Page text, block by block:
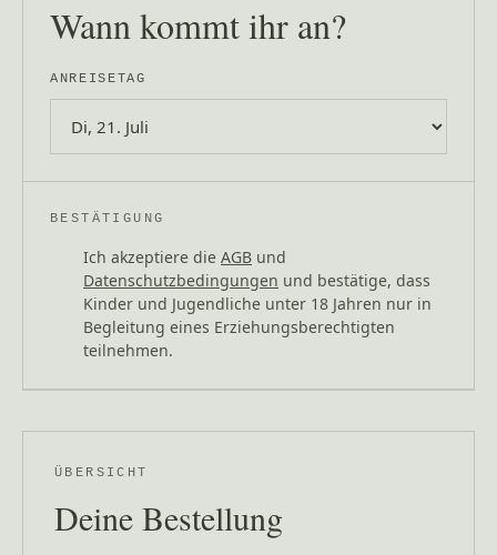
Wann kommt ihr an?
ANREISETAG
BESTÄTIGUNG
Ich akzeptiere die AGB und
Datenschutzbedingungen und bestätige, dass
Kinder und Jugendliche unter 18 Jahren nur in
Begleitung eines Erziehungsberechtigten
teilnehmen.
ÜBERSICHT
Deine Bestellung